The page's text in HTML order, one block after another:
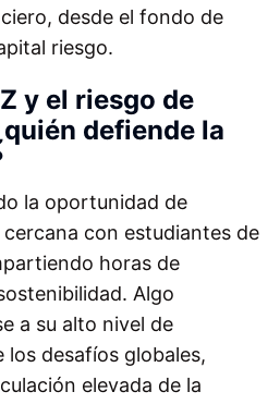
desde el fondo de
riesgo.
y el riesgo de
defiende la
la oportunidad de
con estudiantes de
horas de
Algo
a su alto nivel de
desafíos globales,
elevada de la